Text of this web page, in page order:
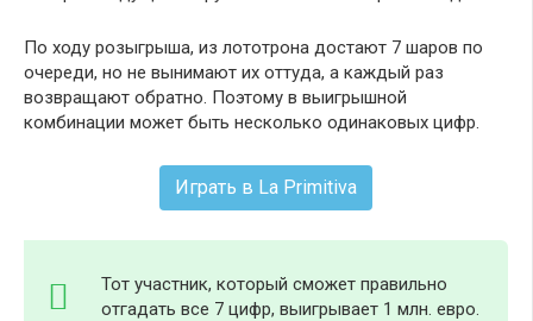
По ходу розыгрыша, из лототрона достают 7 шаров по
очереди, но не вынимают их оттуда, а каждый раз
возвращают обратно. Поэтому в выигрышной
комбинации может быть несколько одинаковых цифр.
Играть в La Primitiva
Тот участник, который сможет правильно
отгадать все 7 цифр, выигрывает 1 млн. евро.